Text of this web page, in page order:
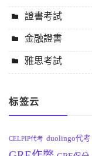
證書考試
金融證書
雅思考試
标签云
CELPIP代考 duolingo代考